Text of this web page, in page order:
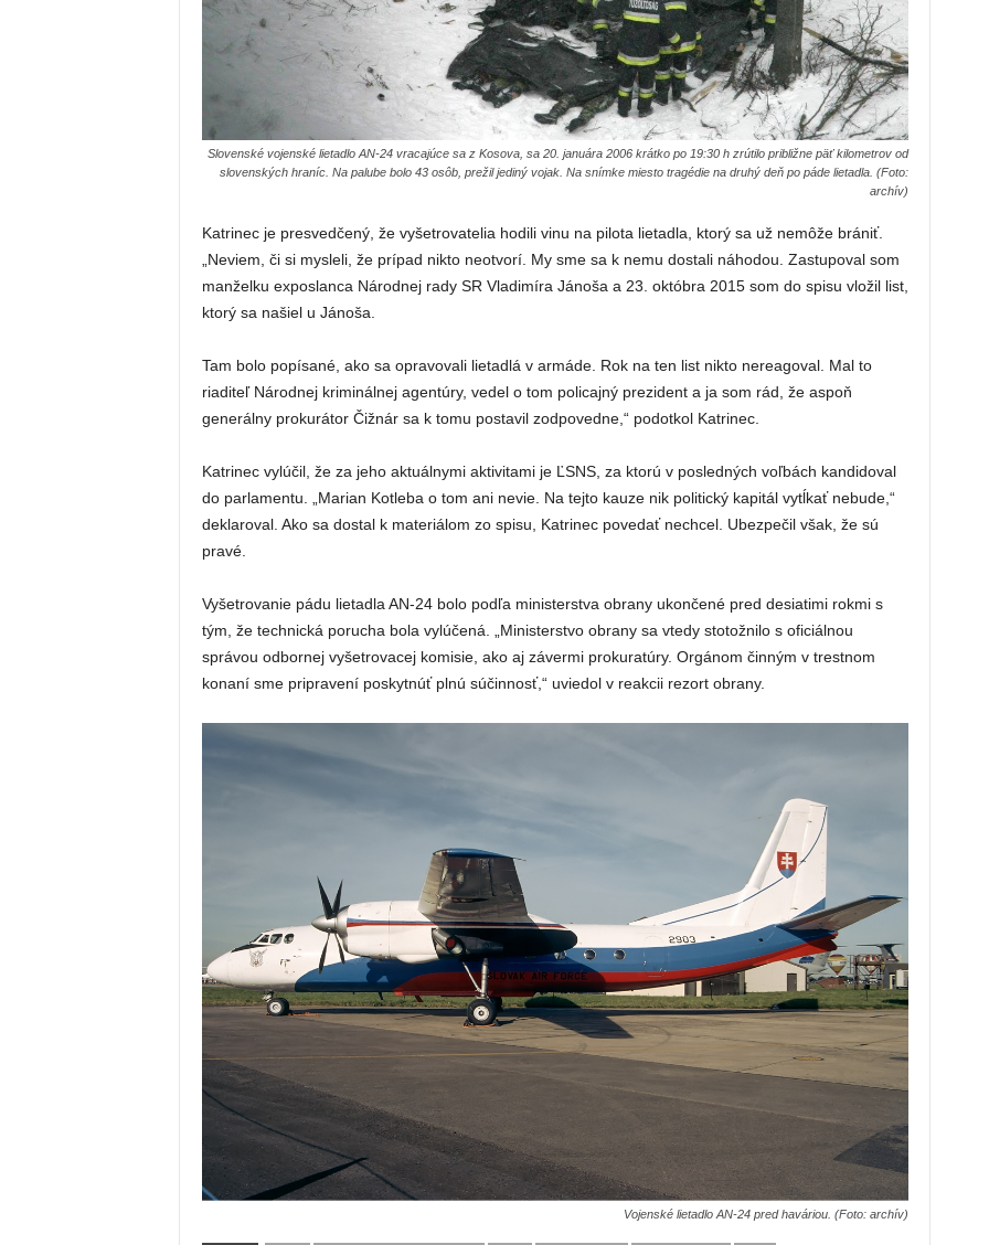
Slovenské vojenské lietadlo AN-24 vracajúce sa z Kosova, sa 20. januára 2006 krátko po 19:30 h zrútilo približne päť kilometrov od
slovenských hraníc. Na palube bolo 43 osôb, prežil jediný vojak. Na snímke miesto tragédie na druhý deň po páde lietadla. (Foto:
archív)
Katrinec je presvedčený, že vyšetrovatelia hodili vinu na pilota lietadla, ktorý sa už nemôže brániť.
„Neviem, či si mysleli, že prípad nikto neotvorí. My sme sa k nemu dostali náhodou. Zastupoval som
manželku exposlanca Národnej rady SR Vladimíra Jánoša a 23. októbra 2015 som do spisu vložil list,
ktorý sa našiel u Jánoša.
Tam bolo popísané, ako sa opravovali lietadlá v armáde. Rok na ten list nikto nereagoval. Mal to
riaditeľ Národnej kriminálnej agentúry, vedel o tom policajný prezident a ja som rád, že aspoň
generálny prokurátor Čižnár sa k tomu postavil zodpovedne,“ podotkol Katrinec.
Katrinec vylúčil, že za jeho aktuálnymi aktivitami je ĽSNS, za ktorú v posledných voľbách kandidoval
do parlamentu. „Marian Kotleba o tom ani nevie. Na tejto kauze nik politický kapitál vytĺkať nebude,“
deklaroval. Ako sa dostal k materiálom zo spisu, Katrinec povedať nechcel. Ubezpečil však, že sú
pravé.
Vyšetrovanie pádu lietadla AN-24 bolo podľa ministerstva obrany ukončené pred desiatimi rokmi s
tým, že technická porucha bola vylúčená. „Ministerstvo obrany sa vtedy stotožnilo s oficiálnou
správou odbornej vyšetrovacej komisie, ako aj závermi prokuratúry. Orgánom činným v trestnom
konaní sme pripravení poskytnúť plnú súčinnosť,“ uviedol v reakcii rezort obrany.
Vojenské lietadlo AN-24 pred haváriou. (Foto: archív)